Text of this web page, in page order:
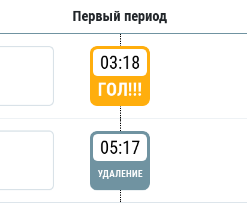
Первый период
03:18
ГОЛ!!!
05:17
УДАЛЕНИЕ